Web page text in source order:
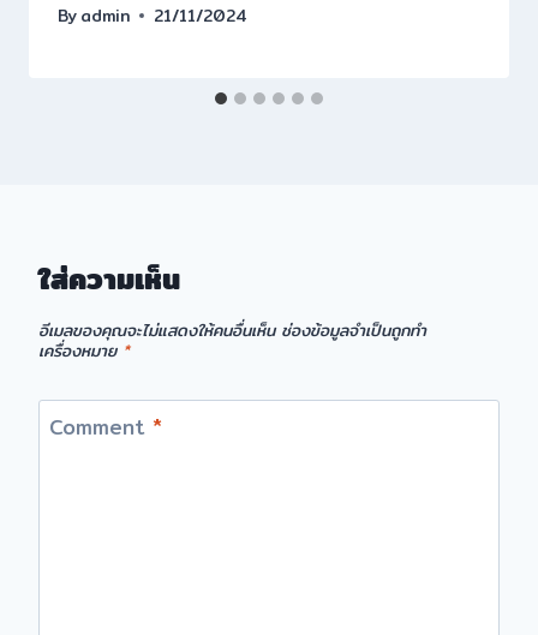
Byadmin 21/11/2024
ใส่ความเห็น
อีเมลของคุณจะไม่แสดงให้คนอื่นเห็น ช่องข้อมูลจำเป็นถูกทำ
เครื่องหมาย *
Comment *